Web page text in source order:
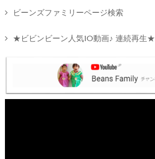
ビーンズファミリーページ検索
★ビビンビーン人気10動画♪ 連続再生★